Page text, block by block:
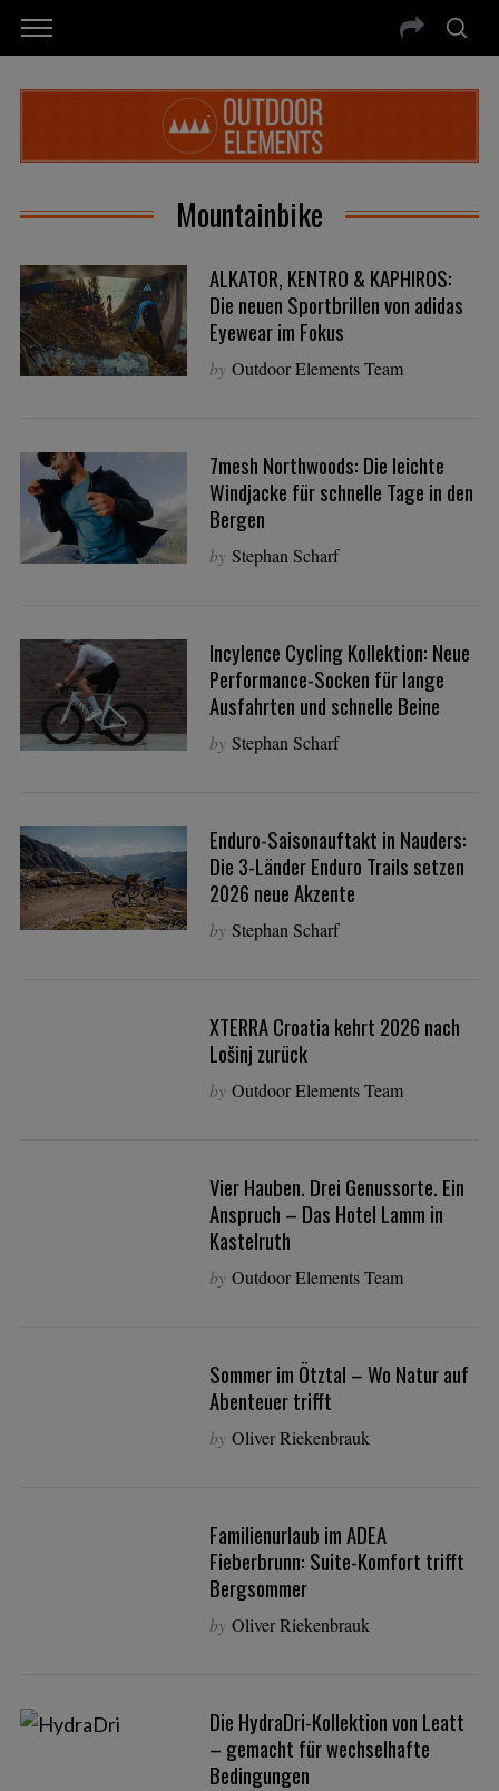
Mountainbike
ALKATOR, KENTRO & KAPHIROS:
Die neuen Sportbrillen von adidas
Eyewear im Fokus
by Outdoor Elements Team
7mesh Northwoods: Die leichte
Windjacke für schnelle Tage in den
Bergen
by Stephan Scharf
Incylence Cycling Kollektion: Neue
Performance-Socken für lange
Ausfahrten und schnelle Beine
by Stephan Scharf
Enduro-Saisonauftakt in Nauders:
Die 3-Länder Enduro Trails setzen
2026 neue Akzente
by Stephan Scharf
XTERRA Croatia kehrt 2026 nach
Lošinj zurück
by Outdoor Elements Team
Vier Hauben. Drei Genussorte. Ein
Anspruch – Das Hotel Lamm in
Kastelruth
by Outdoor Elements Team
Sommer im Ötztal – Wo Natur auf
Abenteuer trifft
by Oliver Riekenbrauk
Familienurlaub im ADEA
Fieberbrunn: Suite-Komfort trifft
Bergsommer
by Oliver Riekenbrauk
Die HydraDri-Kollektion von Leatt
– gemacht für wechselhafte
Bedingungen